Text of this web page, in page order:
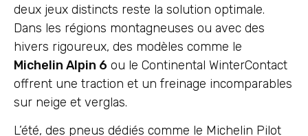
deux jeux distincts reste la solution optimale.
Dans les régions montagneuses ou avec des
hivers rigoureux, des modèles comme le
Michelin Alpin 6 ou le Continental WinterContact
offrent une traction et un freinage incomparables
sur neige et verglas.
L’été, des pneus dédiés comme le Michelin Pilot